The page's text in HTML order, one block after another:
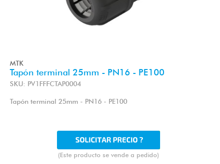
MTK
Tapón terminal 25mm - PN16 - PE100
SKU: PV1FFFCTAP0004
Tapón terminal 25mm - PN16 - PE100
(Este producto se vende a pedido)